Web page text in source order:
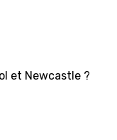
et Newcastle ?